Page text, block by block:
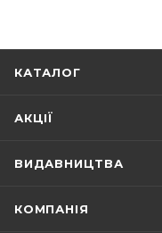
КАТАЛОГ
АКЦІЇ
ВИДАВНИЦТВА
КОМПАНІЯ